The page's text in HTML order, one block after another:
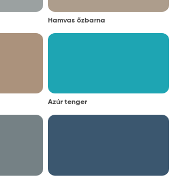
Hamvas őzbarna
Azúr tenger